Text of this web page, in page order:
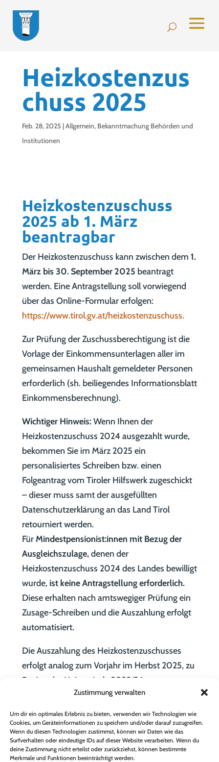
Zustimmung verwalten
Um dir ein optimales Erlebnis zu bieten, verwenden wir Technologien wie
Cookies, um Geräteinformationen zu speichern und/oder darauf zuzugreifen.
Wenn du diesen Technologien zustimmst, können wir Daten wie das
Surfverhalten oder eindeutige IDs auf dieser Website verarbeiten. Wenn du
deine Zustimmung nicht erteilst oder zurückziehst, können bestimmte
Merkmale und Funktionen beeinträchtigt werden.
Heizkostenzus
chuss 2025
Feb. 28, 2025 |Allgemein, Bekanntmachung Behörden und
Institutionen
Heizkostenzuschuss
2025 ab 1. März
beantragbar
Der Heizkostenzuschuss kann zwischen dem 1.
März bis 30. September 2025 beantragt
werden. Eine Antragstellung soll vorwiegend
über das Online-Formular erfolgen:
https://www.tirol.gv.at/heizkostenzuschuss.
Zur Prüfung der Zuschussberechtigung ist die
Vorlage der Einkommensunterlagen aller im
gemeinsamen Haushalt gemeldeter Personen
erforderlich (sh. beiliegendes Informationsblatt
Einkommensberechnung).
Wichtiger Hinweis:Wenn Ihnen der
Heizkostenzuschuss 2024 ausgezahlt wurde,
bekommen Sie im März 2025 ein
personalisiertes Schreiben bzw. einen
Folgeantrag vom Tiroler Hilfswerk zugeschickt
– dieser muss samt der ausgefüllten
Datenschutzerklärung an das Land Tirol
retourniert werden.
FürMindestpensionist:innen mit Bezug der
Ausgleichszulage,denen der
Heizkostenzuschuss 2024 des Landes bewilligt
wurde, ist keine Antragstellung erforderlich.
Diese erhalten nach amtswegiger Prüfung ein
Zusage-Schreiben und die Auszahlung erfolgt
automatisiert.
Die Auszahlung des Heizkostenzuschusses
erfolgt analog zum Vorjahr im Herbst 2025, zu
Beginn der Heizperiode 2025/26.
Richtlinie Heizkostenzuschuss 2025
Antragsformular HKZ 2025 (nur
Neuanträge)
Informationsblatt zur